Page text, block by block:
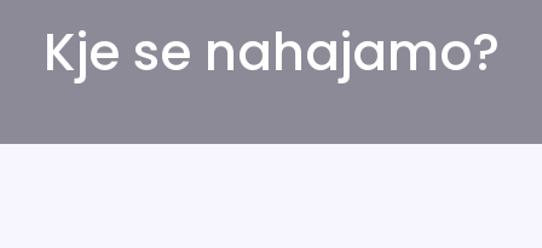
Kje se nahajamo?